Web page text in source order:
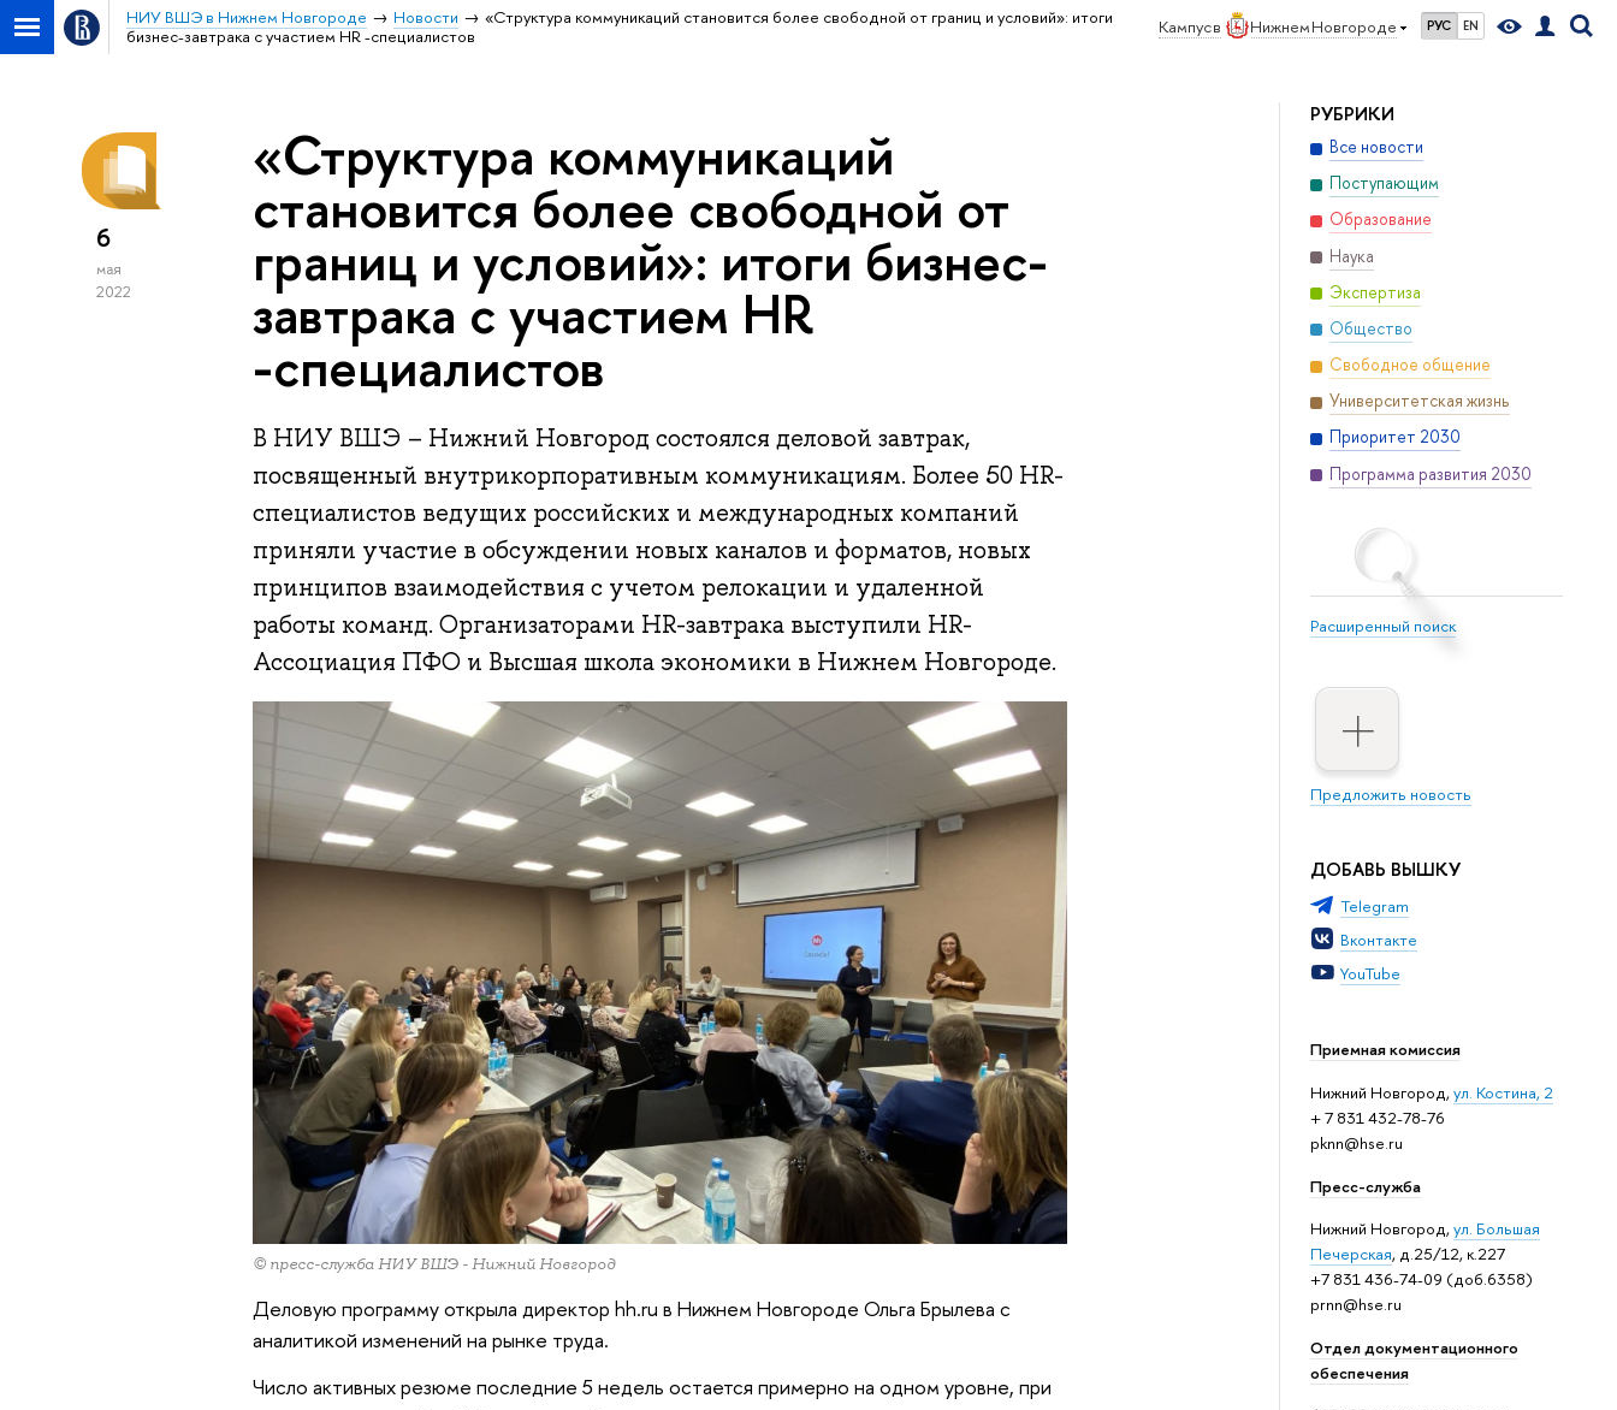
Кампус в Нижнем Новгороде РУС EN
НИУ ВШЭ в Нижнем Новгороде Новости
«Структура коммуникаций становится более свободной от границ и условий»: итоги
бизнес-завтрака с участием HR -специалистов
РУБРИКИ
Все новости
Поступающим
Образование
Наука
Экспертиза
Общество
Свободное общение
Университетская жизнь
Приоритет 2030
Программа развития 2030
Расширенный поиск
Предложить новость
ДОБАВЬ ВЫШКУ
Telegram
Вконтакте
YouTube
Приемная комиссия
Нижний Новгород,ул. Костина, 2
+ 7 831 432-78-76
pknn@hse.ru
Пресс-служба
Нижний Новгород,ул. Большая
Печерская, д.25/12, к.227
+7 831 436-74-09 (доб.6358)
prnn@hse.ru
Отдел документационного
обеспечения
6
мая
2022
«Структура коммуникаций
становится более свободной от
границ и условий»: итоги бизнес-
завтрака с участием HR
-специалистов
В НИУ ВШЭ – Нижний Новгород состоялся деловой завтрак,
посвященный внутрикорпоративным коммуникациям. Более 50 HR-
специалистов ведущих российских и международных компаний
приняли участие в обсуждении новых каналов и форматов, новых
принципов взаимодействия с учетом релокации и удаленной
работы команд. Организаторами HR-завтрака выступили HR-
Ассоциация ПФО и Высшая школа экономики в Нижнем Новгороде.
© пресс-служба НИУ ВШЭ - Нижний Новгород
Деловую программу открыла директор hh.ru в Нижнем Новгороде Ольга Брылева с
аналитикой изменений на рынке труда.
Число активных резюме последние 5 недель остается примерно на одном уровне, при